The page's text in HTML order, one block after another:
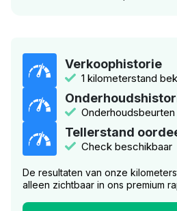
Verkoophistorie
1 kilometerstand
Tellerstand
Check beschikbaar
De resultaten van onze
alleen zichtbaar in ons premium